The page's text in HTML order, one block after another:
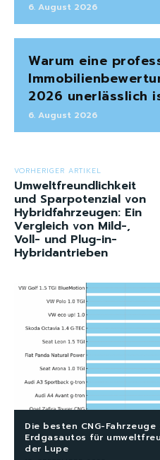
6. August 2026
Warum eine
2026 unerlässlich
6. August 2026
VORHERIGER ARTIKEL
Umweltfreundlichkeit
und Sparpotenzial von
Hybridfahrzeugen: Ein
Vergleich von Mild-,
Voll- und Plug-in-
Hybridantrieben
Die besten CNG-
Erdgasautos für
der Lupe